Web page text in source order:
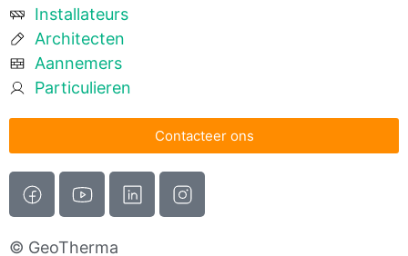
Installateurs
Architecten
Aannemers
Particulieren
Contacteer ons
© GeoTherma